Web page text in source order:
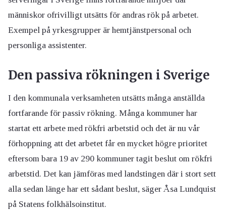
människor ofrivilligt utsätts för andras rök på arbetet.
Exempel på yrkesgrupper är hemtjänstpersonal och
personliga assistenter.
Den passiva rökningen i Sverige
I den kommunala verksamheten utsätts många anställda
fortfarande för passiv rökning. Många kommuner har
startat ett arbete med rökfri arbetstid och det är nu vår
förhoppning att det arbetet får en mycket högre prioritet
eftersom bara 19 av 290 kommuner tagit beslut om rökfri
arbetstid. Det kan jämföras med landstingen där i stort sett
alla sedan länge har ett sådant beslut, säger Åsa Lundquist
på Statens folkhälsoinstitut.